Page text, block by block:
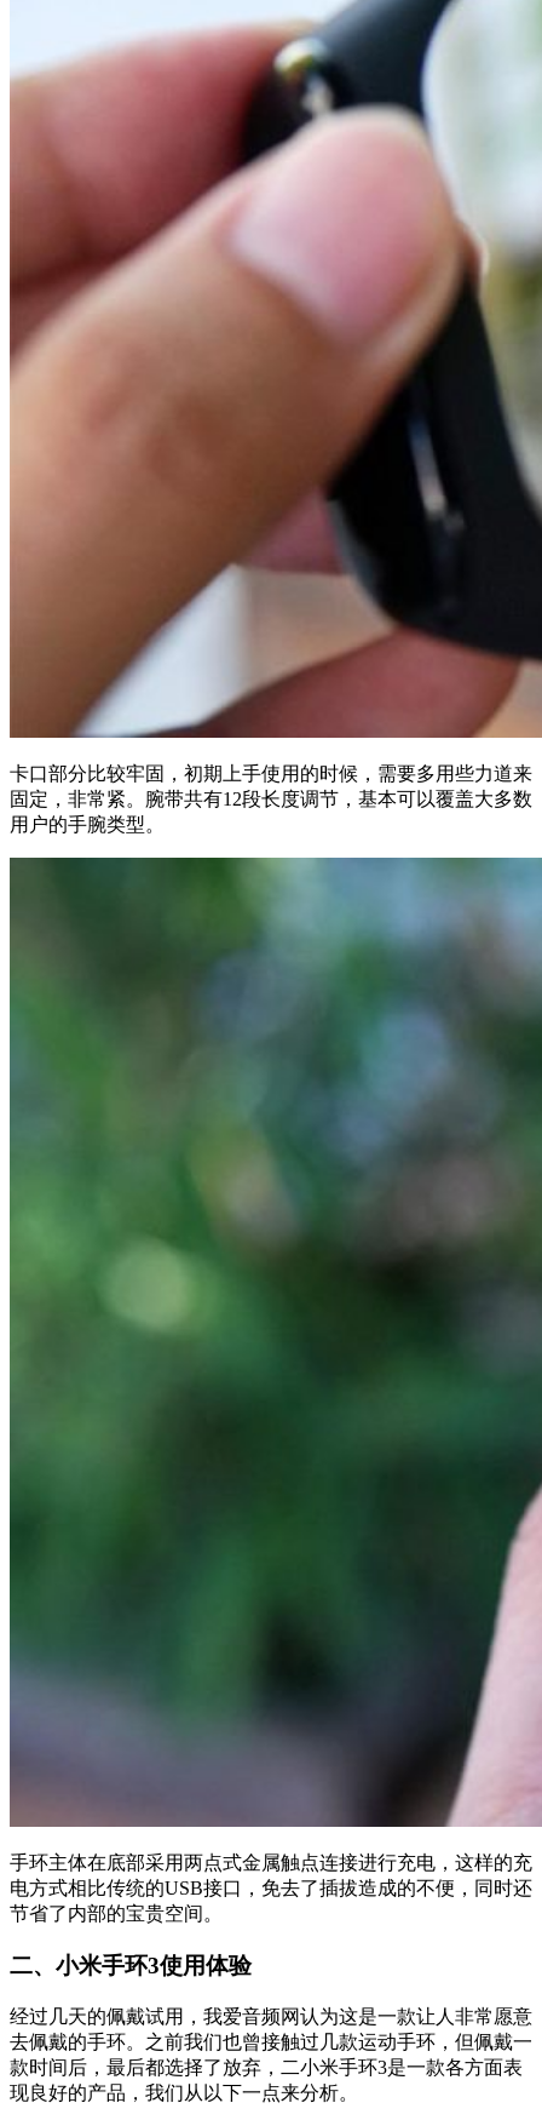
卡口部分比较牢固，初期上手使用的时候，需要多用些力道来
固定，非常紧。腕带共有12段长度调节，基本可以覆盖大多数
用户的手腕类型。
手环主体在底部采用两点式金属触点连接进行充电，这样的充
电方式相比传统的USB接口，免去了插拔造成的不便，同时还
节省了内部的宝贵空间。
二、小米手环3使用体验
经过几天的佩戴试用，我爱音频网认为这是一款让人非常愿意
去佩戴的手环。之前我们也曾接触过几款运动手环，但佩戴一
款时间后，最后都选择了放弃，二小米手环3是一款各方面表
现良好的产品，我们从以下一点来分析。